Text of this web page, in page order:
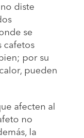
diste
se
cafetos
por su
pueden
afecten al
no
la